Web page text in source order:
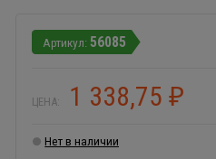
56085
ЦЕНА: 1 338,75 ₽
Нет в наличии